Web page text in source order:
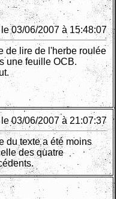
le 03/06/2007 à 15:48:07
de lire de l'herbe roulée
une feuille OCB.
le 03/06/2007 à 21:07:37
du texte a été moins
des quatre